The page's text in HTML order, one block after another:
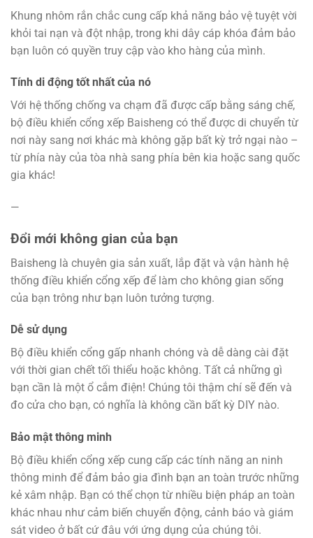
Khung nhôm rắn chắc cung cấp khả năng bảo vệ tuyệt vời
khỏi tai nạn và đột nhập, trong khi dây cáp khóa đảm bảo
bạn luôn có quyền truy cập vào kho hàng của mình.
Tính di động tốt nhất của nó
Với hệ thống chống va chạm đã được cấp bằng sáng chế,
bộ điều khiển cổng xếp Baisheng có thể được di chuyển từ
nơi này sang nơi khác mà không gặp bất kỳ trở ngại nào –
từ phía này của tòa nhà sang phía bên kia hoặc sang quốc
gia khác!
—
Đổi mới không gian của bạn
Baisheng là chuyên gia sản xuất, lắp đặt và vận hành hệ
thống điều khiển cổng xếp để làm cho không gian sống
của bạn trông như bạn luôn tưởng tượng.
Dễ sử dụng
Bộ điều khiển cổng gấp nhanh chóng và dễ dàng cài đặt
với thời gian chết tối thiểu hoặc không. Tất cả những gì
bạn cần là một ổ cắm điện! Chúng tôi thậm chí sẽ đến và
đo cửa cho bạn, có nghĩa là không cần bất kỳ DIY nào.
Bảo mật thông minh
Bộ điều khiển cổng xếp cung cấp các tính năng an ninh
thông minh để đảm bảo gia đình bạn an toàn trước những
kẻ xâm nhập. Bạn có thể chọn từ nhiều biện pháp an toàn
khác nhau như cảm biến chuyển động, cảnh báo và giám
sát video ở bất cứ đâu với ứng dụng của chúng tôi.